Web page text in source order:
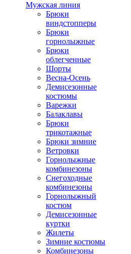
Мужская линия
Брюки
виндстопперы
Брюки
горнолыжные
Брюки
облегченные
Шорты
Весна-Осень
Демисезонные
костюмы
Варежки
Балаклавы
Брюки
трикотажные
Брюки зимние
Ветровки
Горнолыжные
комбинезоны
Снегоходные
комбинезоны
Горнолыжный
костюм
Демисезонные
куртки
Жилеты
Зимние костюмы
Комбинезоны